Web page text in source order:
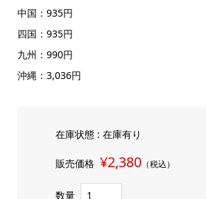
中国：935円
四国：935円
九州：990円
沖縄：3,036円
在庫状態 : 在庫有り
販売価格 ¥2,380（税込）
数量